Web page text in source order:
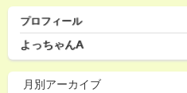
プロフィール
よっちゃんA